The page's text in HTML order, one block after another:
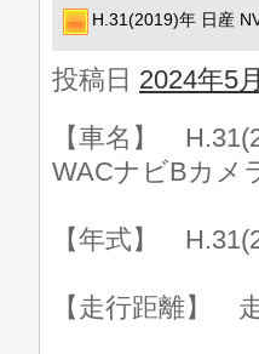
H.31(2019)年 日産
投稿日 2024年5
【車名】
WACナビBカメ
【年式】
【走行距離】